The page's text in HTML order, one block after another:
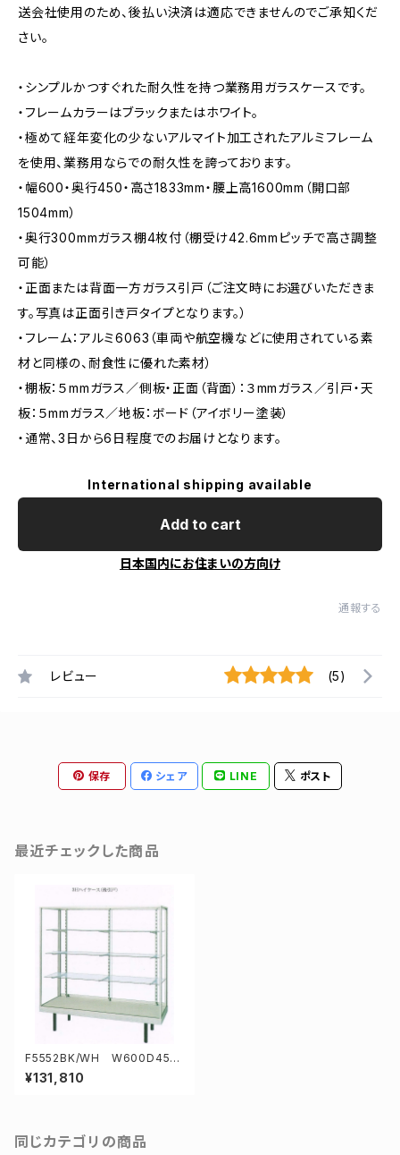
送会社使用のため、後払い決済は適応できませんのでご承知くだ
さい。
・シンプルかつすぐれた耐久性を持つ業務用ガラスケースです。
・フレームカラーはブラックまたはホワイト。
・極めて経年変化の少ないアルマイト加工されたアルミフレーム
を使用、業務用ならでの耐久性を誇っております。
・幅600・奥行450・高さ1833mm・腰上高1600mm（開口部
1504mm）
・奥行300mmガラス棚4枚付（棚受け42.6mmピッチで高さ調整
可能）
・正面または背面一方ガラス引戸（ご注文時にお選びいただきま
す。写真は正面引き戸タイプとなります。）
・フレーム：アルミ6063（車両や航空機などに使用されている素
材と同様の、耐食性に優れた素材）
・棚板：５mmガラス／側板・正面（背面）：３mmガラス／引戸・天
板：５mmガラス／地板：ボード（アイボリー塗装）
・通常、3日から6日程度でのお届けとなります。
International shipping available
Add to cart
日本国内にお住まいの方向け
通報する
レビュー (5)
保存 シェア LINE ポスト
最近チェックした商品
F5552BK/WH W600D450
H1833mm業務用ガラスケース
ショーケース
¥131,810
同じカテゴリの商品